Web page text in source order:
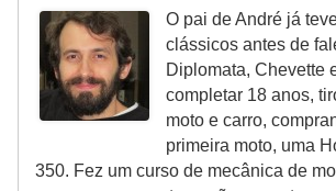
O pai de André já
clássicos antes de
Diplomata, Chevette
completar 18 anos,
moto e carro,
primeira moto, uma
350. Fez um curso de mecânica de
e
g
u
s